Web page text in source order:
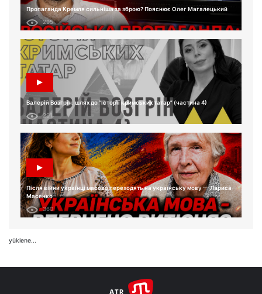
Пропаганда Кремля сильніша за зброю? Пояснює Олег Магалецький
295
Валерій Возгрін: шлях до “Історії кримських татар” (частина 4)
291
Після війни українці масово переходять на українську мову — Лариса
Масенко
360
yüklene...